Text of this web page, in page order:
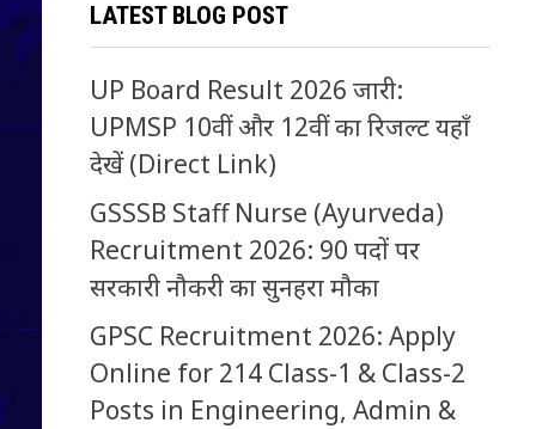
LATEST BLOG POST
UP Board Result 2026 जारी:
UPMSP 10वीं और 12वीं का रिजल्ट यहाँ
देखें (Direct Link)
GSSSB Staff Nurse (Ayurveda)
Recruitment 2026: 90 पदों पर
सरकारी नौकरी का सुनहरा मौका
GPSC Recruitment 2026: Apply
Online for 214 Class-1 & Class-2
Posts in Engineering, Admin &